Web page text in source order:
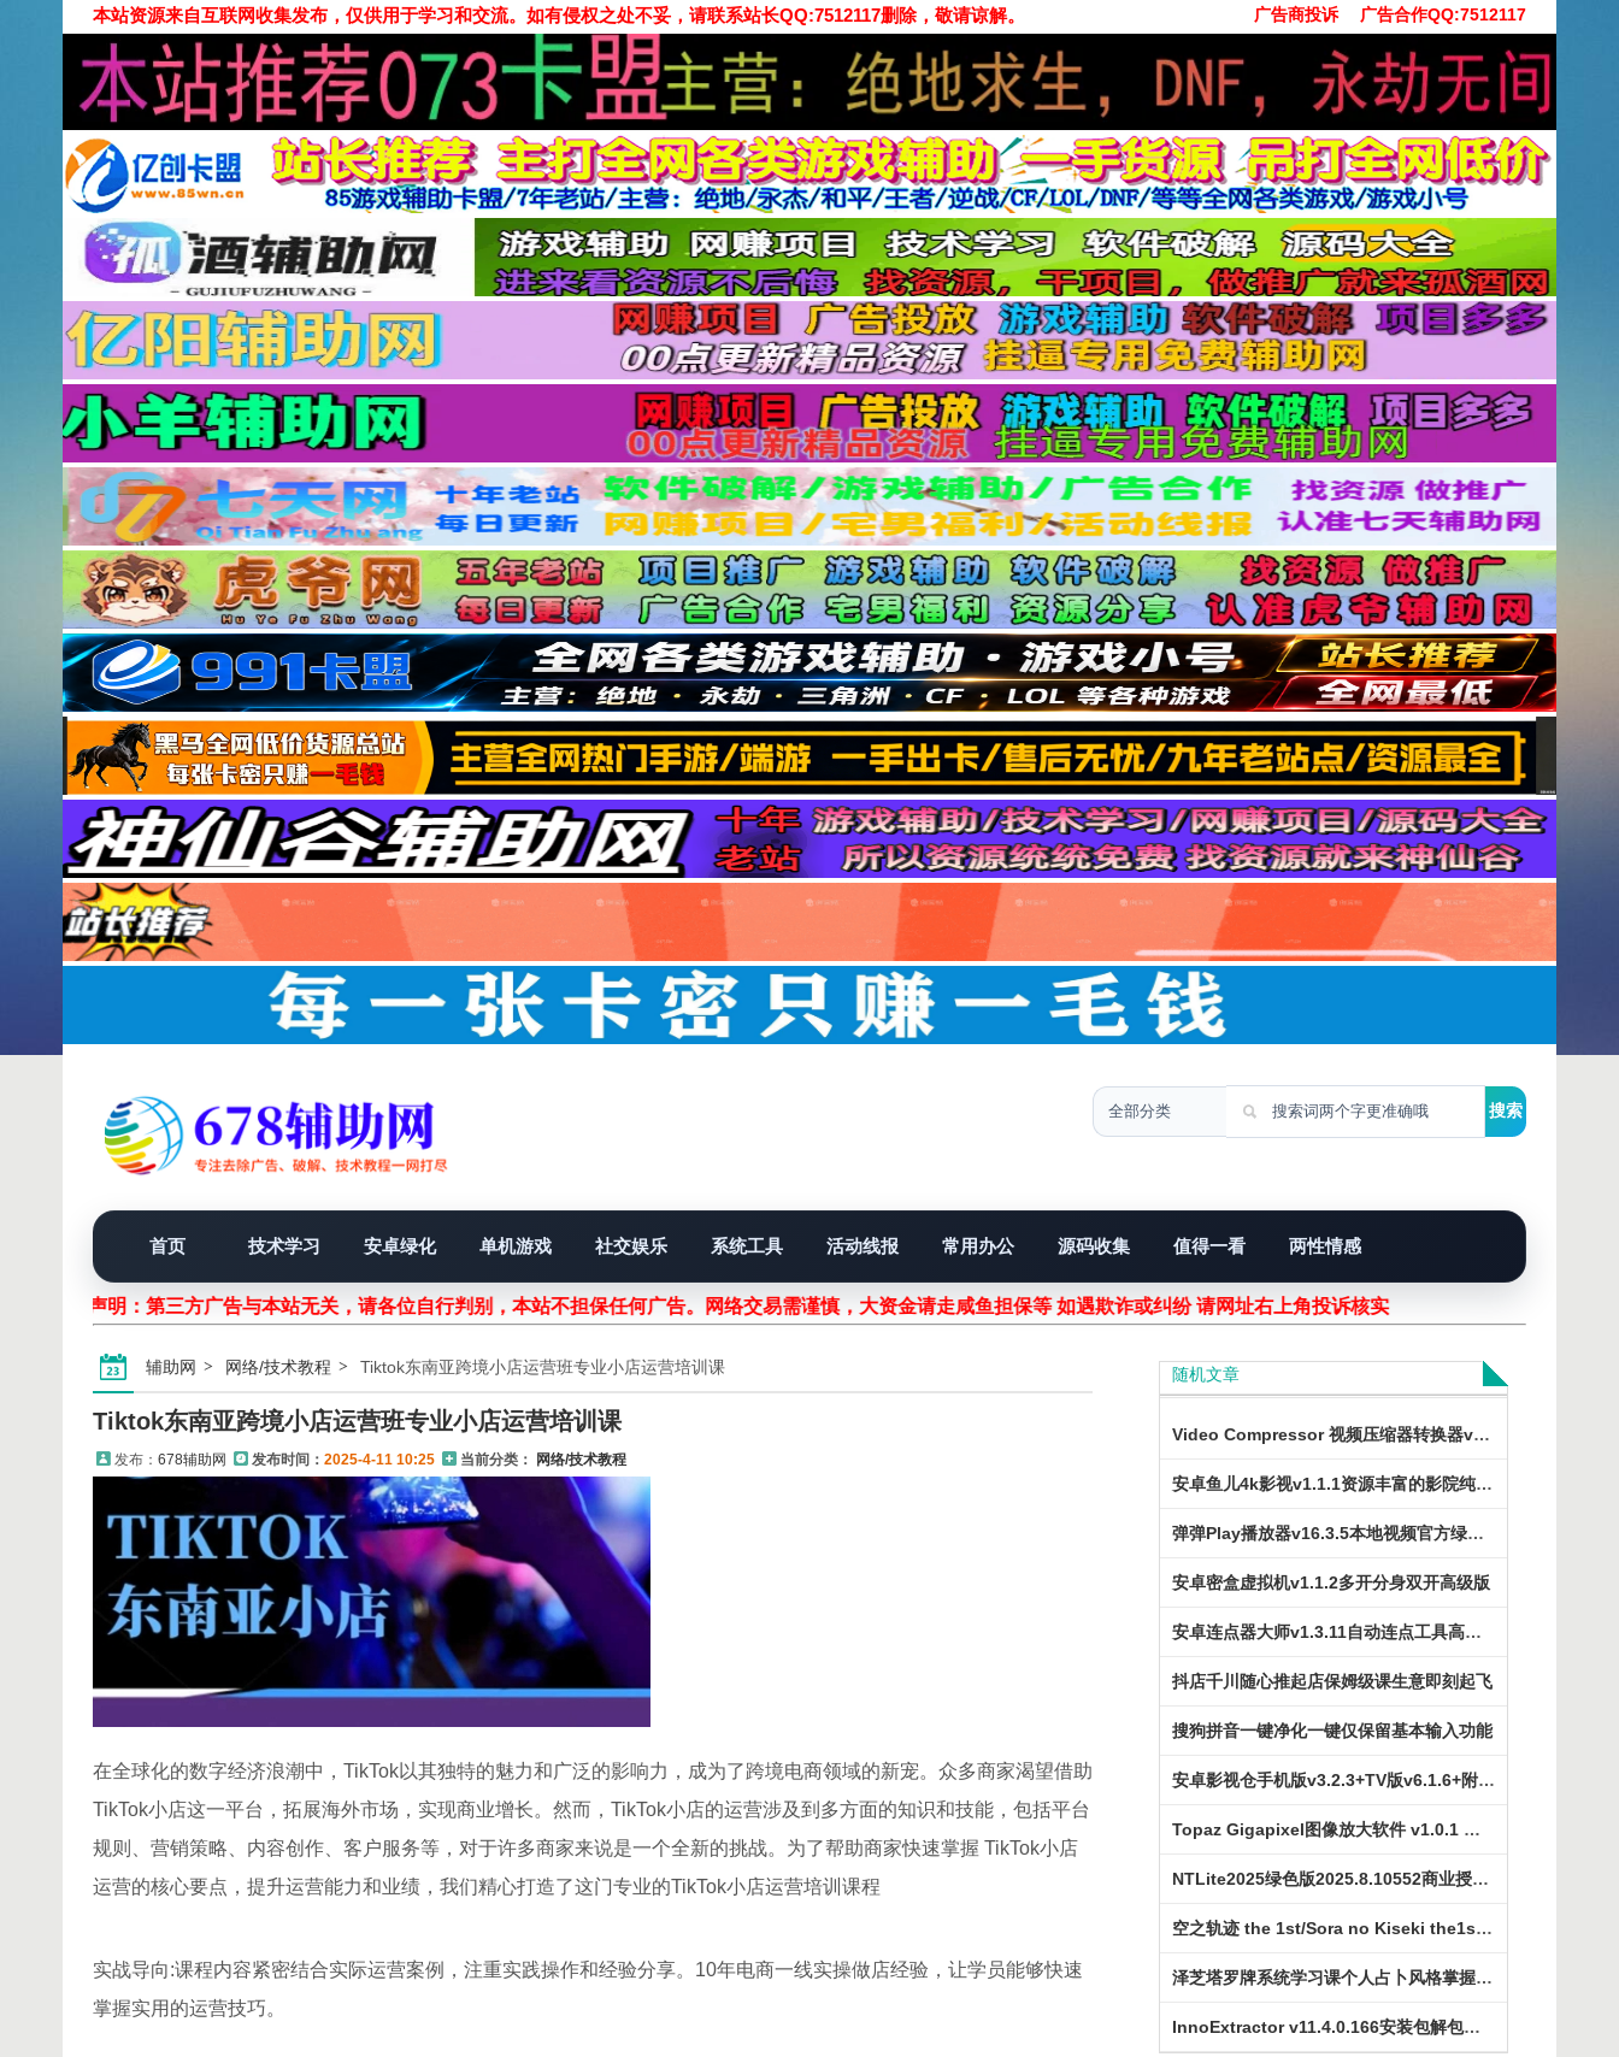
本站资源来自互联网收集发布，仅供用于学习和交流。如有侵权之处不妥，请联系站长QQ:7512117删除，敬请谅解。 广告商投诉 广告合作QQ:7512117
首页 技术学习 安卓绿化 单机游戏 社交娱乐 系统工具 活动线报 常用办公 源码收集 值得一看 两性情感
声明：第三方广告与本站无关，请各位自行判别，本站不担保任何广告。网络交易需谨慎，大资金请走咸鱼担保等 如遇欺诈或纠纷 请网址右上角投诉核实！
辅助网 网络/技术教程 Tiktok东南亚跨境小店运营班专业小店运营培训课
Tiktok东南亚跨境小店运营班专业小店运营培训课
发布： 678辅助网 发布时间： 2025-4-11 10:25 当前分类： 网络/技术教程
在全球化的数字经济浪潮中，TikTok以其独特的魅力和广泛的影响力，成为了跨境电商领域的新宠。众多商家渴望借助
TikTok小店这一平台，拓展海外市场，实现商业增长。然而，TikTok小店的运营涉及到多方面的知识和技能，包括平台
规则、营销策略、内容创作、客户服务等，对于许多商家来说是一个全新的挑战。为了帮助商家快速掌握 TikTok小店
运营的核心要点，提升运营能力和业绩，我们精心打造了这门专业的TikTok小店运营培训课程
实战导向:课程内容紧密结合实际运营案例，注重实践操作和经验分享。10年电商一线实操做店经验，让学员能够快速
掌握实用的运营技巧。
随机文章
Video Compressor 视频压缩器转换器v4.0.1绿化版
安卓鱼儿4k影视v1.1.1资源丰富的影院纯净版
弹弹Play播放器v16.3.5本地视频官方绿色版
安卓密盒虚拟机v1.1.2多开分身双开高级版
安卓连点器大师v1.3.11自动连点工具高级版
抖店千川随心推起店保姆级课生意即刻起飞
搜狗拼音一键净化一键仅保留基本输入功能
安卓影视仓手机版v3.2.3+TV版v6.1.6+附可用接口
Topaz Gigapixel图像放大软件 v1.0.1 破解版
NTLite2025绿色版2025.8.10552商业授权版
空之轨迹 the 1st/Sora no Kiseki the1st角色扮演
泽芝塔罗牌系统学习课个人占卜风格掌握专业能力
InnoExtractor v11.4.0.166安装包解包中文破解版